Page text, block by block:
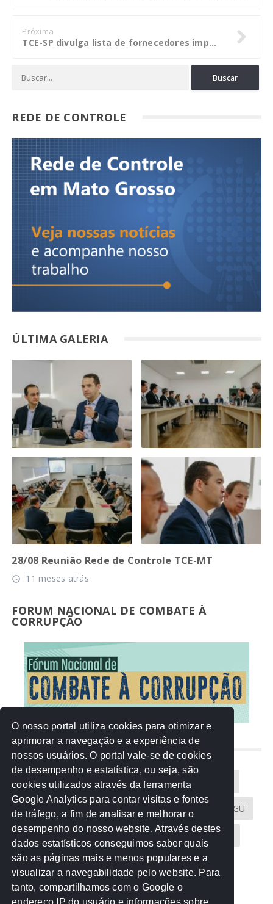
Próxima
TCE-SP divulga lista de fornecedores impedidos de serem contratados
REDE DE CONTROLE
ÚLTIMA GALERIA
28/08 Reunião Rede de Controle TCE-MT
access_time 11 meses atrás
FORUM NACIONAL DE COMBATE À
CORRUPÇÃO
NUVEM DE TAGS
Acontece na Rede AGU AMM
Atricon Audicom CAU-MT CGU
CREA-MT Eventos MPC-MT MPE-MT
MPF Notícias PF PGE-MT PGR
Receita Federal Sem categoria
O nosso portal utiliza cookies para otimizar e
aprimorar a navegação e a experiência de
nossos usuários. O portal vale-se de cookies
de desempenho e estatística, ou seja, são
cookies utilizados através da ferramenta
Google Analytics para contar visitas e fontes
de tráfego, a fim de analisar e melhorar o
desempenho do nosso website. Através destes
dados estatísticos conseguimos saber quais
são as páginas mais e menos populares e a
visualizar a navegabilidade pelo website. Para
tanto, compartilhamos com o Google o